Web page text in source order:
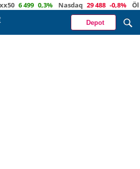
6 499 0,3% Nasdaq 29 488 -0,8% Öl 80,1
Depot